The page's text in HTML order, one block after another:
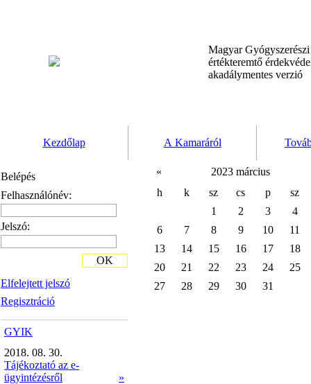
Magyar
értékteremtő
akadálymentes verzió
Kezdőlap A Kamaráról
Belépés
Felhasználónév:
Jelszó:
Elfelejtett jelszó
Regisztráció
OK
GYIK
2018. 08. 30.
Tájékoztató az e-
ügyintézésről
»
«
2023 március
h
k sz cs p
sz
1
2 3
4
6
7 8 9 10
11
13
14 15 16 17
18
20
21 22 23 24
25
27
28 29 30 31